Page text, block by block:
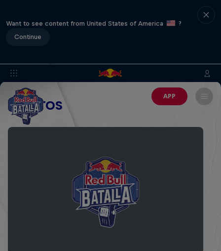
Want to see content from United States of America
?
Continue
APP
EVENTOS